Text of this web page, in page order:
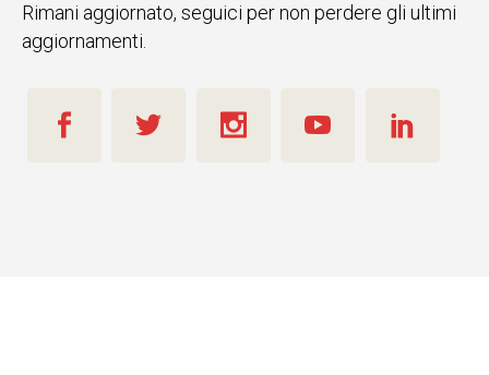
Rimani aggiornato, seguici per non perdere gli ultimi
aggiornamenti.